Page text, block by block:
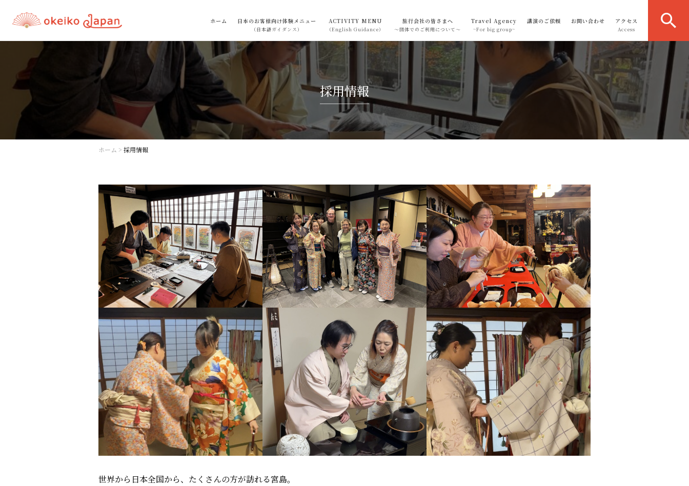
ホーム 日本のお客様向け体験メニュー
（日本語ガイダンス）
ACTIVITY MENU
（English Guidance）
旅行会社の皆さまへ
～団体でのご利用について～
Travel Agency
~For big group~
講演のご依頼 お問い合わせ アクセス
Access
採用情報
ホーム > 採用情報
世界から日本全国から、たくさんの方が訪れる宮島。